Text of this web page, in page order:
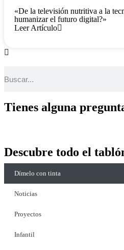
«De la televisión nutritiva a la
humanizar el futuro digital?»
Leer Artículo
Tienes alguna
Descubre todo el
Dímelo con tinta
Noticias
Proyectos
Infantil